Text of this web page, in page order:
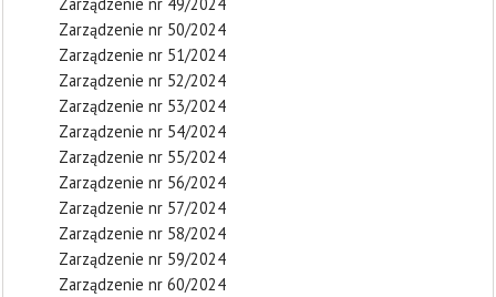
Zarządzenie nr 50/2024
Zarządzenie nr 51/2024
Zarządzenie nr 52/2024
Zarządzenie nr 53/2024
Zarządzenie nr 54/2024
Zarządzenie nr 55/2024
Zarządzenie nr 56/2024
Zarządzenie nr 57/2024
Zarządzenie nr 58/2024
Zarządzenie nr 59/2024
Zarządzenie nr 60/2024